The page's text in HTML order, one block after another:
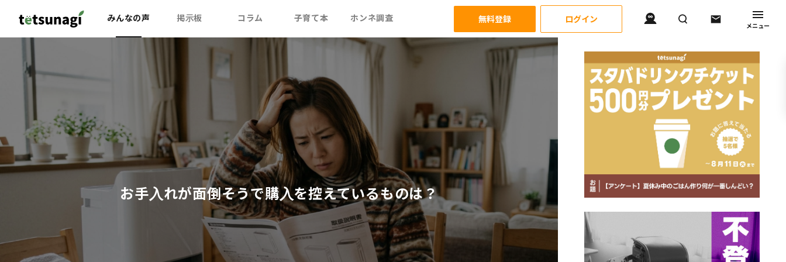
みんなの声 掲示板 コラム 子育て本 ホンネ調査 無料登録 ログイン
メニュー
お手入れが面倒そうで購入を控えているものは？